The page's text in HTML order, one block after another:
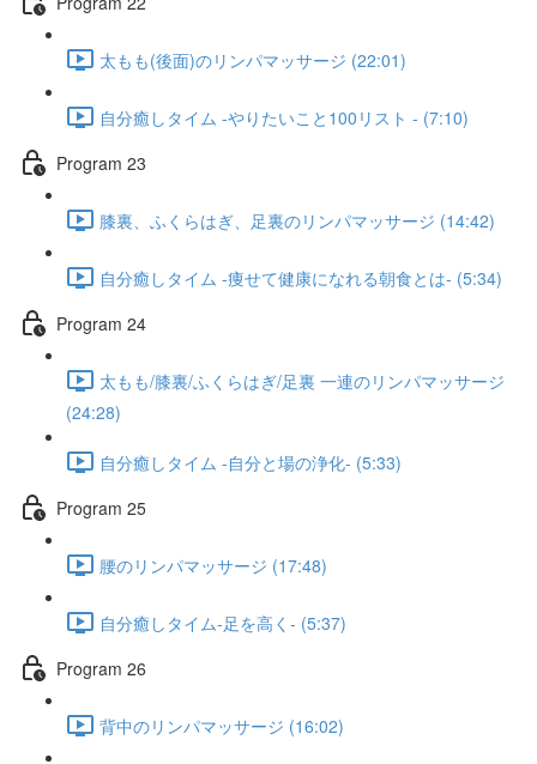
太もも(後面)のリンパマッサージ (22:01)
自分癒しタイム -やりたいこと100リスト - (7:10)
Program 23
膝裏、ふくらはぎ、足裏のリンパマッサージ (14:42)
自分癒しタイム -痩せて健康になれる朝食とは- (5:34)
Program 24​
太もも/膝裏/ふくらはぎ/足裏 一連のリンパマッサージ
(24:28)
自分癒しタイム -自分と場の浄化- (5:33)
Program 25
腰のリンパマッサージ (17:48)
自分癒しタイム-足を高く- (5:37)
Program 26
背中のリンパマッサージ (16:02)